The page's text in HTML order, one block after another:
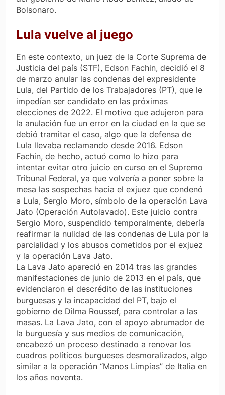
Bolsonaro.
Lula vuelve al juego
En este contexto, un juez de la Corte Suprema de
Justicia del país (STF), Edson Fachin, decidió el 8
de marzo anular las condenas del expresidente
Lula, del Partido de los Trabajadores (PT), que le
impedían ser candidato en las próximas
elecciones de 2022. El motivo que adujeron para
la anulación fue un error en la ciudad en la que se
debió tramitar el caso, algo que la defensa de
Lula llevaba reclamando desde 2016. Edson
Fachin, de hecho, actuó como lo hizo para
intentar evitar otro juicio en curso en el Supremo
Tribunal Federal, ya que volvería a poner sobre la
mesa las sospechas hacia el exjuez que condenó
a Lula, Sergio Moro, símbolo de la operación Lava
Jato (Operación Autolavado). Este juicio contra
Sergio Moro, suspendido temporalmente, debería
reafirmar la nulidad de las condenas de Lula por la
parcialidad y los abusos cometidos por el exjuez
y la operación Lava Jato.
La Lava Jato apareció en 2014 tras las grandes
manifestaciones de junio de 2013 en el país, que
evidenciaron el descrédito de las instituciones
burguesas y la incapacidad del PT, bajo el
gobierno de Dilma Roussef, para controlar a las
masas. La Lava Jato, con el apoyo abrumador de
la burguesía y sus medios de comunicación,
encabezó un proceso destinado a renovar los
cuadros políticos burgueses desmoralizados, algo
similar a la operación “Manos Limpias” de Italia en
los años noventa.